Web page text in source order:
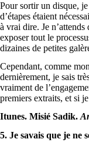
Pour sortir un disque,
d’étapes étaient
à vrai dire. Je n’attends
exposer tout le
dizaines de petites
Cependant, comme
dernièrement, je sais
vraiment de
premiers extraits, et si
Itunes. Misié Sadik.
5. Je savais que je ne